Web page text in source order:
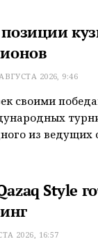
позиции
2026, 9:46
своими
из
Style
2026, 16:57